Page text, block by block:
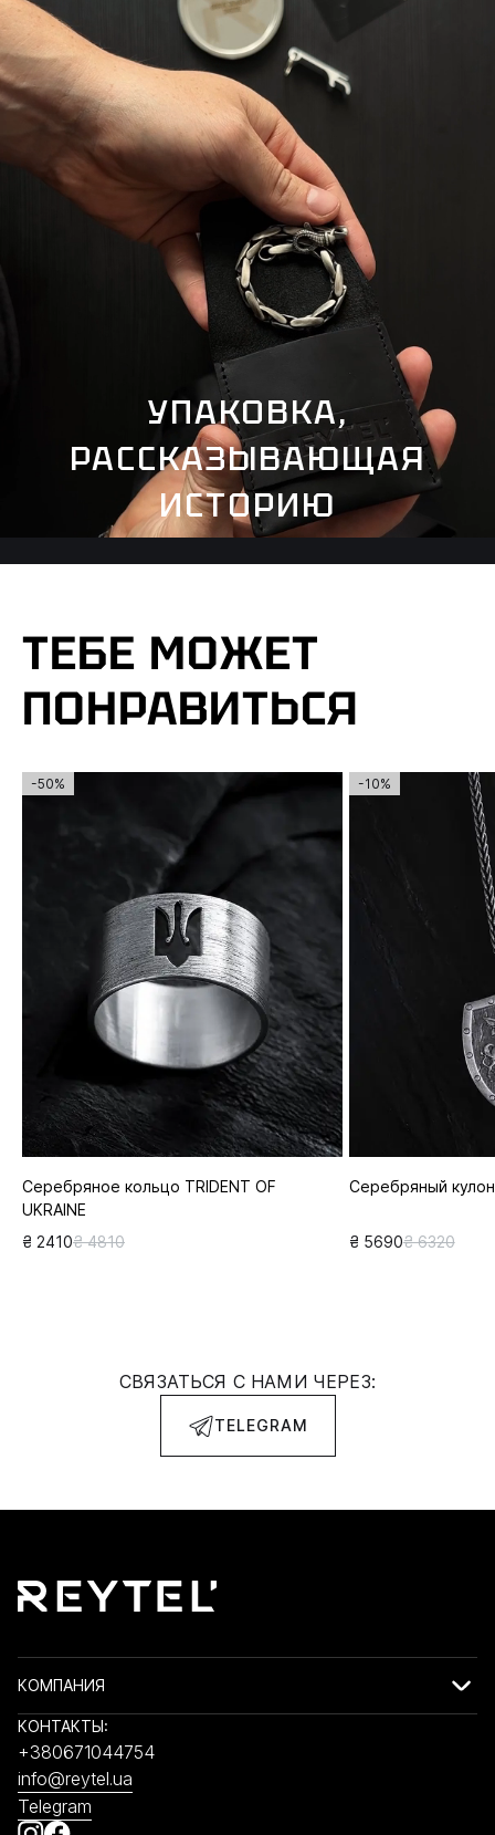
УПАКОВКА,
РАССКАЗЫВАЮЩАЯ
ИСТОРИЮ
ТЕБЕ МОЖЕТ
ПОНРАВИТЬСЯ
-50%
Серебряное кольцо TRIDENT OF
UKRAINE
₴ 2410₴ 4810
-10%
Серебряный кулон
₴ 5690₴ 6320
СВЯЗАТЬСЯ С НАМИ ЧЕРЕЗ:
TELEGRAM
КОМПАНИЯ
КОНТАКТЫ:
+380671044754
info@reytel.ua
Telegram